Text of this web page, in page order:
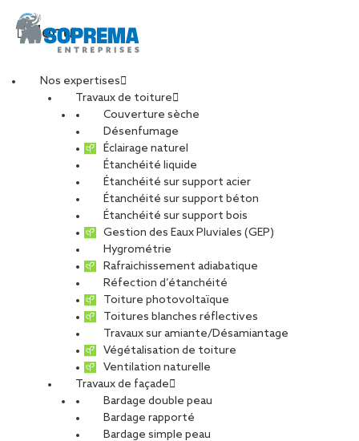
Menu
Nos expertises
Travaux de toiture
Couverture sèche
Désenfumage
Éclairage naturel
Étanchéité liquide
Étanchéité sur support acier
Étanchéité sur support béton
Étanchéité sur support bois
Gestion des Eaux Pluviales (GEP)
Hygrométrie
Rafraichissement adiabatique
Réfection d’étanchéité
Toiture photovoltaïque
Toitures blanches réflectives
Travaux sur amiante/Désamiantage
Végétalisation de toiture
Ventilation naturelle
Travaux de façade
Bardage double peau
Bardage rapporté
Bardage simple peau
min
PARTAGER
30 juin 2025